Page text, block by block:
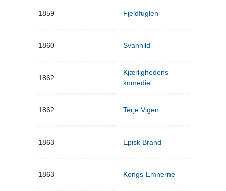
1859 Fjeldfuglen
1860 Svanhild
1862
Kjærlighedens
komedie
1862 Terje Vigen
1863 Episk Brand
1863 Kongs-Emnerne